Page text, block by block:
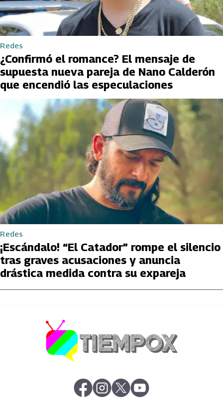
Redes
¿Confirmó el romance? El mensaje de
supuesta nueva pareja de Nano Calderón
que encendió las especulaciones
Redes
¡Escándalo! “El Catador” rompe el silencio
tras graves acusaciones y anuncia
drástica medida contra su expareja
abre en nueva pestaña
abre en nueva pestaña
abre en nueva pestaña